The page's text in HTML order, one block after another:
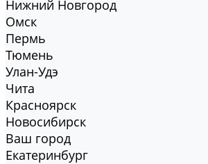
Нижний Новгород
Омск
Пермь
Тюмень
Улан-Удэ
Чита
Красноярск
Новосибирск
Ваш город
Екатеринбург